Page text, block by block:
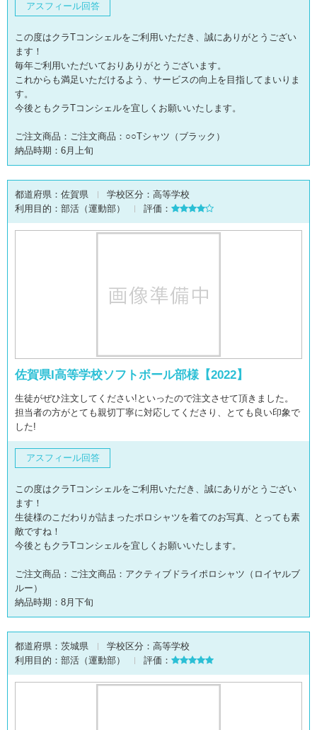
アスフィール回答
この度はクラTコンシェルをご利用いただき、誠にありがとうござい
ます！
毎年ご利用いただいておりありがとうございます。
これからも満足いただけるよう、サービスの向上を目指してまいりま
す。
今後ともクラTコンシェルを宜しくお願いいたします。
ご注文商品：ご注文商品：○○Tシャツ（ブラック）
納品時期：6月上旬
都道府県： 佐賀県 学校区分： 高等学校
利用目的： 部活（運動部） 評価：
佐賀県I高等学校ソフトボール部様【2022】
生徒がぜひ注文してください!といったので注文させて頂きました。
担当者の方がとても親切丁寧に対応してくださり、とても良い印象で
した!
アスフィール回答
この度はクラTコンシェルをご利用いただき、誠にありがとうござい
ます！
生徒様のこだわりが詰まったポロシャツを着てのお写真、とっても素
敵ですね！
今後ともクラTコンシェルを宜しくお願いいたします。
ご注文商品：ご注文商品：アクティブドライポロシャツ（ロイヤルブ
ルー）
納品時期：8月下旬
都道府県： 茨城県 学校区分： 高等学校
利用目的： 部活（運動部） 評価：